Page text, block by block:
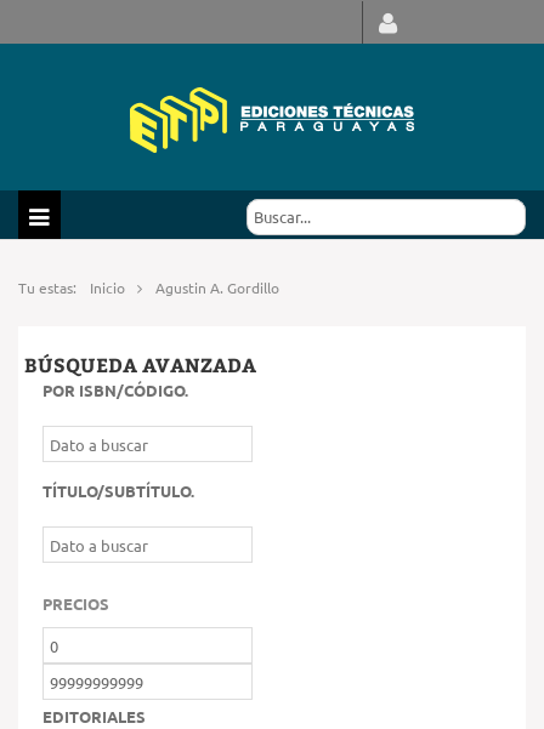
Tu estas: Inicio Agustin A. Gordillo
BÚSQUEDA AVANZADA
POR ISBN/CÓDIGO.
TÍTULO/SUBTÍTULO.
PRECIOS
EDITORIALES